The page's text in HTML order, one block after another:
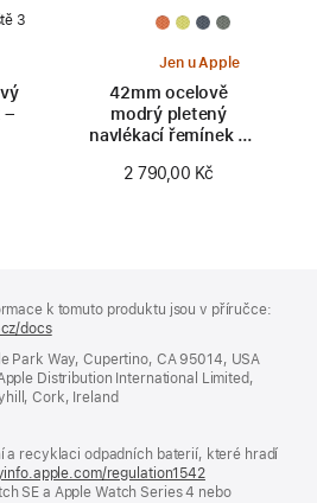
3
–
Jen u Apple
42mm ocelově
modrý pletený
navlékací řemínek –
2 790,00 Kč
k tomuto produktu jsou v příručce:
docs(otevře
v novém
okně)
Park Way, Cupertino, CA 95014, USA
Distribution International Limited,
Cork, Ireland
a recyklaci odpadních baterií, které hradí
regulation1542(otevře
se
SE a Apple Watch Series 4 nebo